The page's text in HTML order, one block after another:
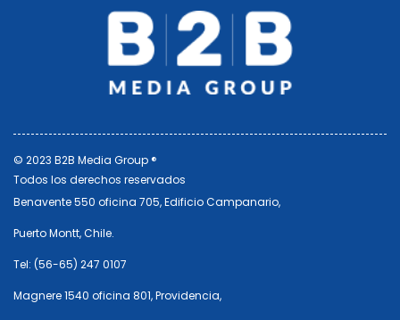
© 2023 B2B Media Group ®
Todos los derechos reservados
Benavente 550 oficina 705, Edificio Campanario,
Puerto Montt, Chile.
Tel: (56-65) 247 0107
Magnere 1540 oficina 801, Providencia,